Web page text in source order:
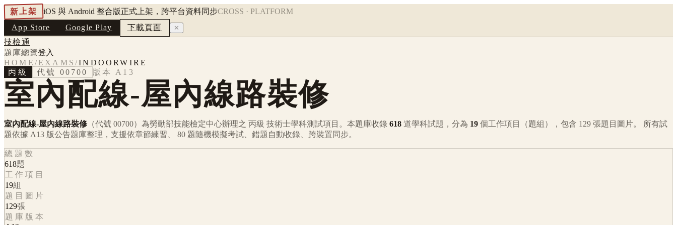
新上架 iOS 與 Android 整合版正式上架，跨平台資料同步CROSS · PLATFORM
App Store
Google Play 下載頁面 ✕
技檢通
題庫總覽登入
HOME /EXAMS/INDOORWIRE
丙級
代號 00700 版本 A13
室內配線-屋內線路裝修
室內配線-屋內線路裝修 （代號 00700） 為勞動部技能檢定中心辦理之 丙級 技術士學科測試項目。本題庫收錄 618 道學科試題，分為 19 個工作項目（題組），包含 129 張題目圖片。 所有試
題依據 A13 版公告題庫整理，支援依章節練習、 80 題隨機模擬考試、錯題自動收錄、跨裝置同步。
總題數
618題
工作項目
19組
題目圖片
129張
題庫版本